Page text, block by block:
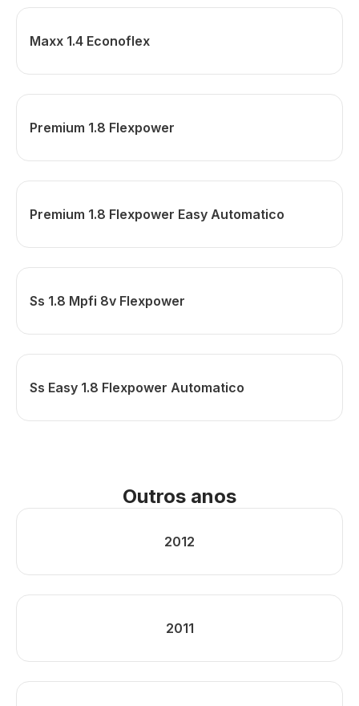
Maxx 1.4 Econoflex
Premium 1.8 Flexpower
Premium 1.8 Flexpower Easy Automatico
Ss 1.8 Mpfi 8v Flexpower
Ss Easy 1.8 Flexpower Automatico
Outros anos
2012
2011